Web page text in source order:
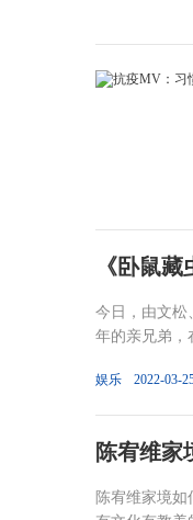
《卧鼠
今日，由文松
年的亲兄弟，
娱乐 2022-03-
陈宥维家
陈宥维家境